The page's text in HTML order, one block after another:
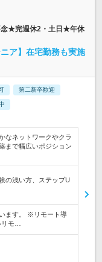
念★完週休2・土日★年休
ア】在宅勤務も実施
第二新卒歓迎
なネットワークやクラ
まで幅広いポジション
の浅い方、ステップU
ます。 ※リモート導
モ…